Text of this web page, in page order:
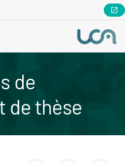
de
de thèse